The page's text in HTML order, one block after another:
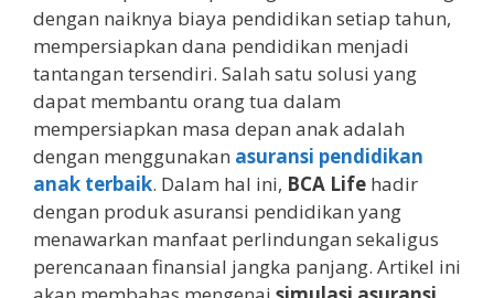
dengan naiknya biaya pendidikan setiap tahun,
mempersiapkan dana pendidikan menjadi
tantangan tersendiri. Salah satu solusi yang
dapat membantu orang tua dalam
mempersiapkan masa depan anak adalah
dengan menggunakan asuransi pendidikan
anak terbaik. Dalam hal ini, BCA Life hadir
dengan produk asuransi pendidikan yang
menawarkan manfaat perlindungan sekaligus
perencanaan finansial jangka panjang. Artikel ini